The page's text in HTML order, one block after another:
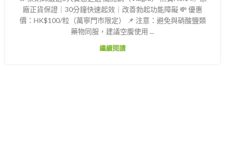
廠正貨保證｜30分鐘快速起效｜改善勃起功能障礙 💸 優惠
價：HK$100/粒（萬寧門市限定） 📌 注意：避免與硝酸鹽類
藥物同服，建議空腹使用 ...
繼續閱讀